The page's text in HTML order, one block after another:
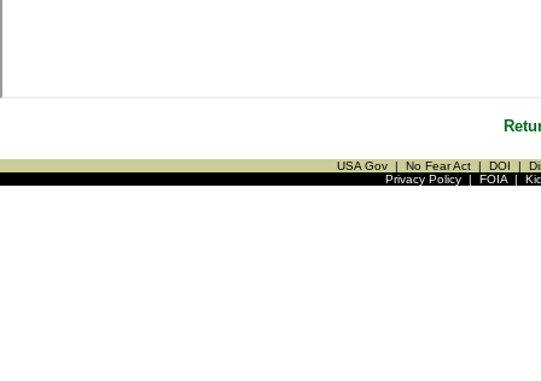
USA Gov | No Fear Act | DOI |
Privacy Policy| FOIA|